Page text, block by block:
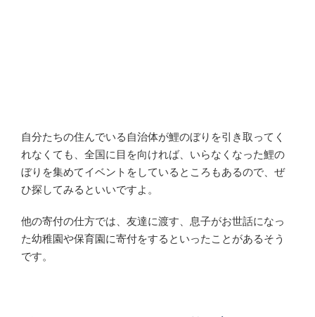
自分たちの住んでいる自治体が鯉のぼりを引き取ってく
れなくても、全国に目を向ければ、いらなくなった鯉の
ぼりを集めてイベントをしているところもあるので、ぜ
ひ探してみるといいですよ。
他の寄付の仕方では、友達に渡す、息子がお世話になっ
た幼稚園や保育園に寄付をするといったことがあるそう
です。